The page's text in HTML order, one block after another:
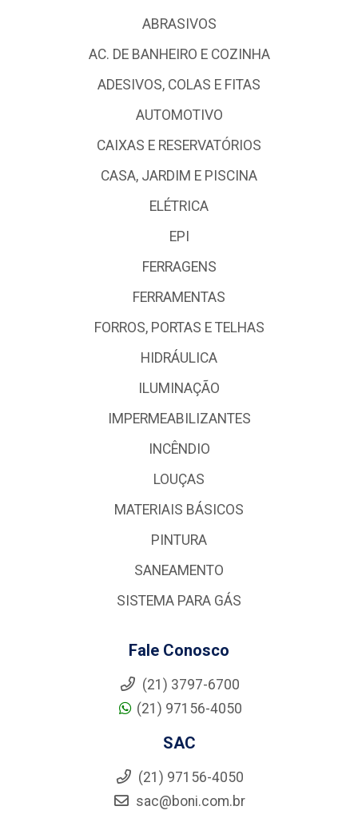
ABRASIVOS
AC. DE BANHEIRO E COZINHA
ADESIVOS, COLAS E FITAS
AUTOMOTIVO
CAIXAS E RESERVATÓRIOS
CASA, JARDIM E PISCINA
ELÉTRICA
EPI
FERRAGENS
FERRAMENTAS
FORROS, PORTAS E TELHAS
HIDRÁULICA
ILUMINAÇÃO
IMPERMEABILIZANTES
INCÊNDIO
LOUÇAS
MATERIAIS BÁSICOS
PINTURA
SANEAMENTO
SISTEMA PARA GÁS
Fale Conosco
(21) 3797-6700
(21) 97156-4050
SAC
(21) 97156-4050
sac@boni.com.br